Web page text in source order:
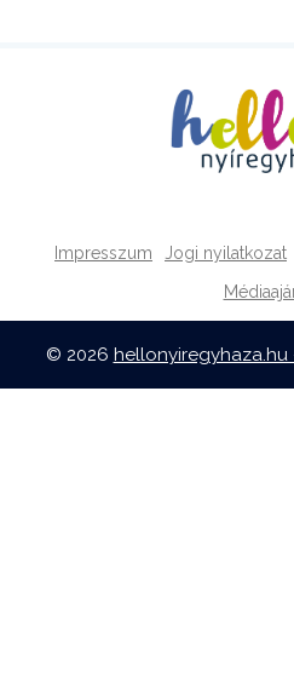
Impresszum Jogi nyilatkozat
© 2026 hellonyiregyhaza.hu